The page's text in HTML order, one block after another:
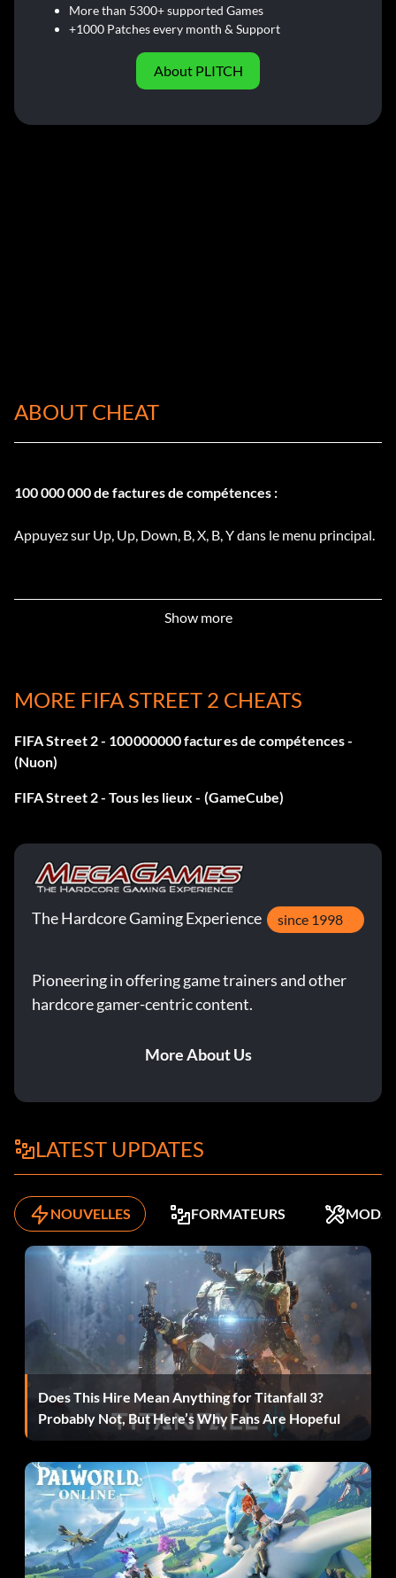
More than 5300+ supported Games
+1000 Patches every month & Support
About PLITCH
ABOUT CHEAT
100 000 000 de factures de compétences :
Appuyez sur Up, Up, Down, B, X, B, Y dans le menu principal.
Show more
MORE FIFA STREET 2 CHEATS
FIFA Street 2 - 100000000 factures de compétences -
(Nuon)
FIFA Street 2 - Tous les lieux - (GameCube)
The Hardcore Gaming Experience since 1998
Pioneering in offering game trainers and other
hardcore gamer-centric content.
More About Us
LATEST UPDATES
NOUVELLES FORMATEURS MODS
Does This Hire Mean Anything for Titanfall 3?
Probably Not, But Here’s Why Fans Are Hopeful